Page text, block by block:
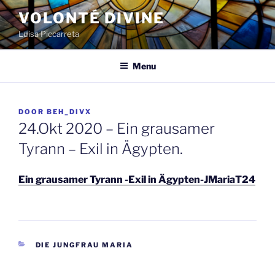
Spring
naar
de
inhoud
VOLONTÉ DIVINE
Luisa Piccarreta
Menu
GEPLAATST
OP
DOOR BEH_DIVX
24.Okt 2020 – Ein grausamer
Tyrann – Exil in Ägypten.
Ein grausamer Tyrann -Exil in Ägypten-JMariaT24
CATEGORIEËN
DIE JUNGFRAU MARIA